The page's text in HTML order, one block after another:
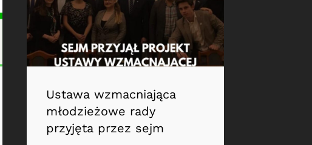
Ustawa wzmacniająca
młodzieżowe rady
przyjęta przez sejm